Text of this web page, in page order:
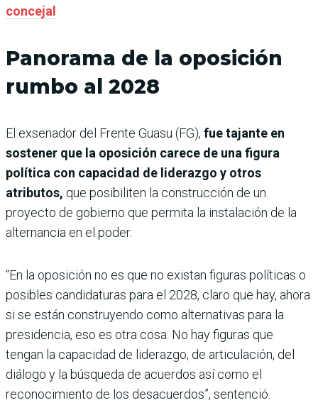
concejal
Panorama de la oposición
rumbo al 2028
El exsenador del Frente Guasu (FG), fue tajante en
sostener que la oposición carece de una figura
política con capacidad de liderazgo y otros
atributos, que posibiliten la construcción de un
proyecto de gobierno que permita la instalación de la
alternancia en el poder.
“En la oposición no es que no existan figuras políticas o
posibles candidaturas para el 2028, claro que hay, ahora
si se están construyendo como alternativas para la
presidencia, eso es otra cosa. No hay figuras que
tengan la capacidad de liderazgo, de articulación, del
diálogo y la búsqueda de acuerdos así como el
reconocimiento de los desacuerdos”, sentenció.